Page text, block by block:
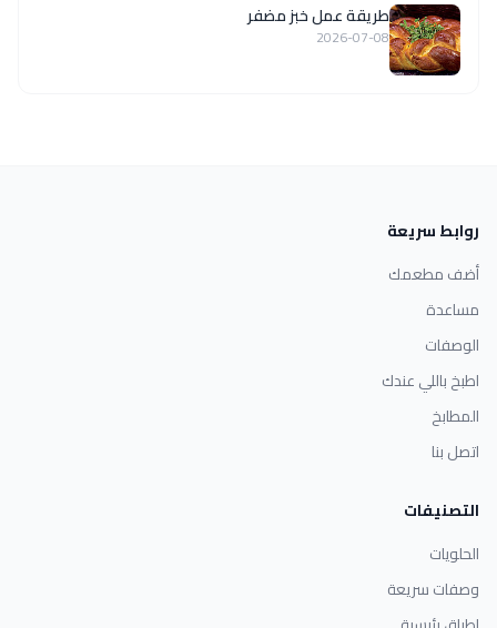
طريقة عمل خبز مضفر
2026-07-08
روابط سريعة
أضف مطعمك
مساعدة
الوصفات
اطبخ باللي عندك
المطابخ
اتصل بنا
التصنيفات
الحلويات
وصفات سريعة